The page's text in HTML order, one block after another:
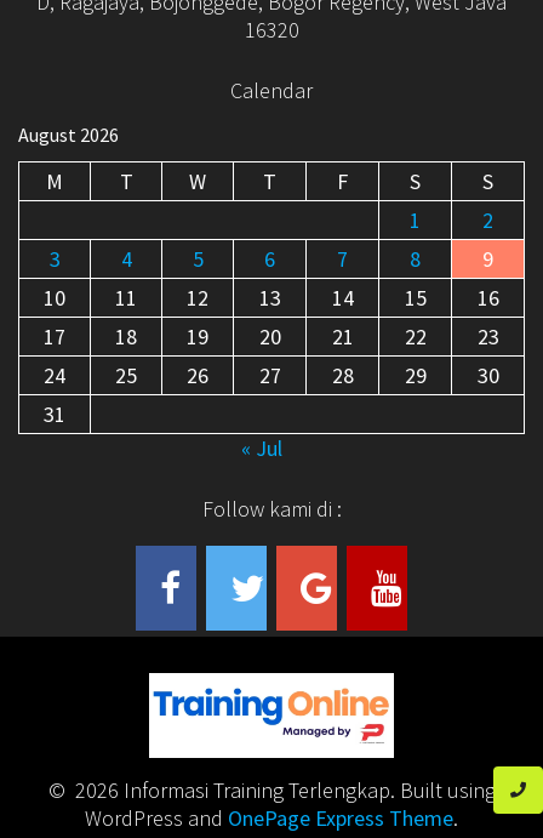
16320
Calendar
August 2026
M T W T F S
S
1
2
3
4 5 6 7 8
9
10
11 12 13 14 15
16
17
18 19 20 21 22
23
24
25 26 27 28 29
30
31
« Jul
Follow kami di :
© 2026 Informasi Training Terlengkap. Built using
WordPress and OnePage Express Theme.